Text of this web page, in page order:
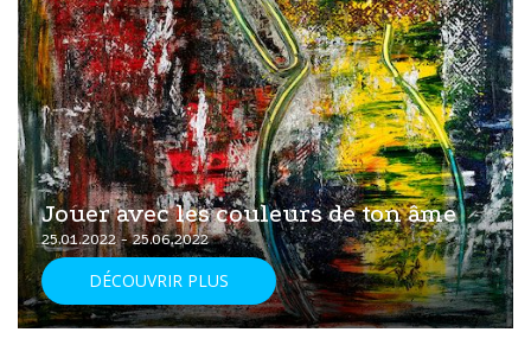
Jouer avec les couleurs de ton âme
25.01.2022 - 25.06.2022
DÉCOUVRIR PLUS